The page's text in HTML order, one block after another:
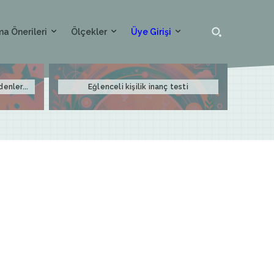
Önerileri Ölçekler Üye Girişi
Eğlenceli kişilik inanç testi